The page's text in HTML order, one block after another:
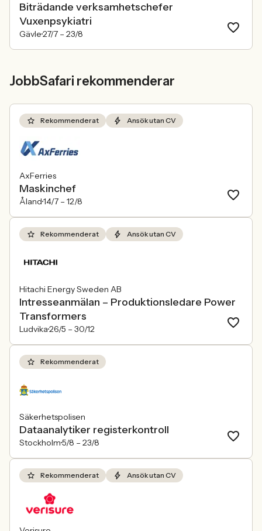
Biträdande verksamhetschefer
Vuxenpsykiatri
Gävle27/7 – 23/8
JobbSafari rekommenderar
Rekommenderat Ansök utan CV
AxFerries
Maskinchef
Åland14/7 – 12/8
Rekommenderat Ansök utan CV
Hitachi Energy Sweden AB
Intresseanmälan – Produktionsledare Power
Transformers
Ludvika26/5 – 30/12
Rekommenderat
Säkerhetspolisen
Dataanalytiker registerkontroll
Stockholm5/8 – 23/8
Rekommenderat Ansök utan CV